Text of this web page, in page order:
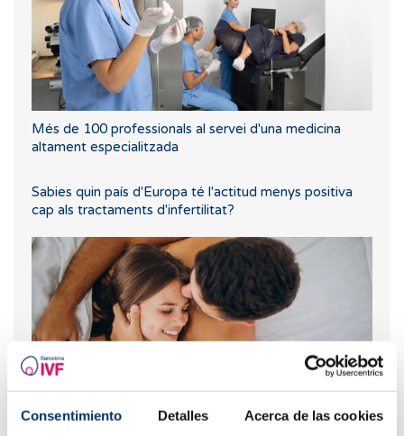
Consentimiento Detalles Acerca de las cookies
Més de 100 professionals al servei d'una medicina
altament especialitzada
Sabies quin país d'Europa té l'actitud menys positiva
cap als tractaments d'infertilitat?